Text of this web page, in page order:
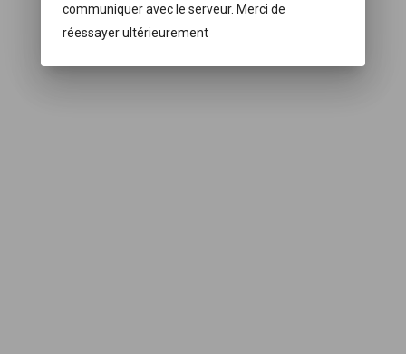
communiquer avec le serveur. Merci de
réessayer ultérieurement